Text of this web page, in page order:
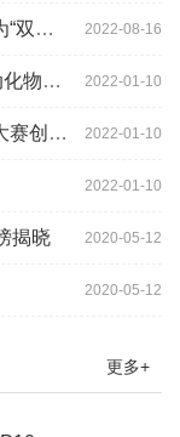
2022-08-16
卡点
2022-01-10
系统
2022-01-10
目奖
2022-01-10
2020-05-12
揭晓
2020-05-12
更多+